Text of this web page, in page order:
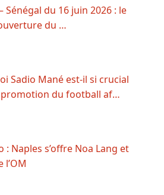
Sénégal du 16 juin 2026 : le
du …
Sadio Mané est-il si crucial
du football af…
: Naples s’offre Noa Lang et
l’OM